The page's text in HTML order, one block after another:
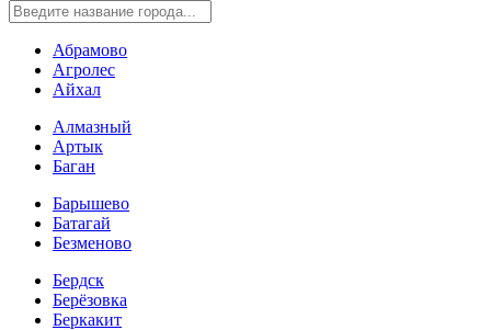
Абрамово
Агролес
Айхал
Алмазный
Артык
Баган
Барышево
Батагай
Безменово
Бердск
Берёзовка
Беркакит